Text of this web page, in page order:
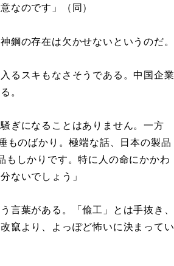
なのです」（同）
鋼の存在は欠かせないというのだ。
るスキもなさそうである。中国企業
。
ぎになることはありません。一方
ものばかり。極端な話、日本の製品
もしかりです。特に人の命にかかわ
ないでしょう」
言葉がある。「偸工」とは手抜き、
竄より、よっぽど怖いに決まってい